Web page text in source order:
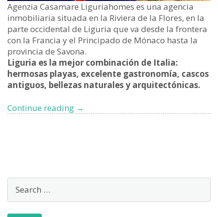
Agenzia Casamare Liguriahomes es una agencia
inmobiliaria situada en la Riviera de la Flores, en la
parte occidental de Liguria que va desde la frontera
con la Francia y el Principado de Mónaco hasta la
provincia de Savona.
Liguria es la mejor combinación de Italia:
hermosas playas, excelente gastronomía, cascos
antiguos, bellezas naturales y arquitectónicas.
Continue reading Agencia
→